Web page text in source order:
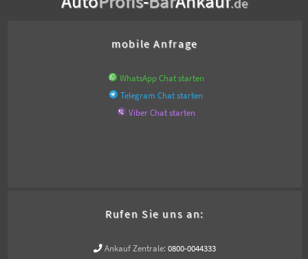
mobile Anfrage
WhatsApp Chat starten
Telegram Chat starten
Viber Chat starten
Rufen Sie uns an:
Ankauf Zentrale: 0800-0044333